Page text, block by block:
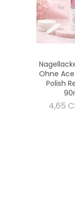
Ohne
Polish
4,65